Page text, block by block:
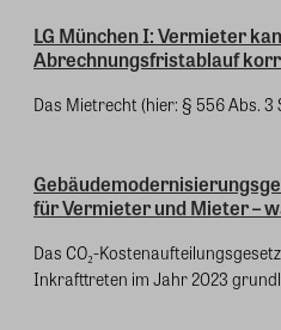
LG München I: Vermieter
Abrechnungsfristablauf
Das Mietrecht (hier: § 556 Abs. 3
für Vermieter und Mieter –
Das CO₂-
Inkrafttreten im Jahr 2023